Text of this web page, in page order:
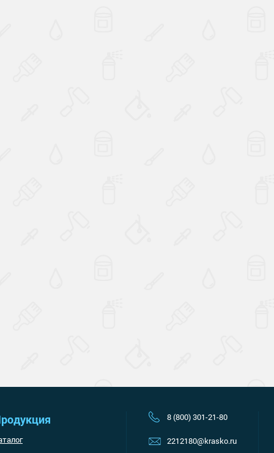
8 (800) 301-21-80
2212180@krasko.ru